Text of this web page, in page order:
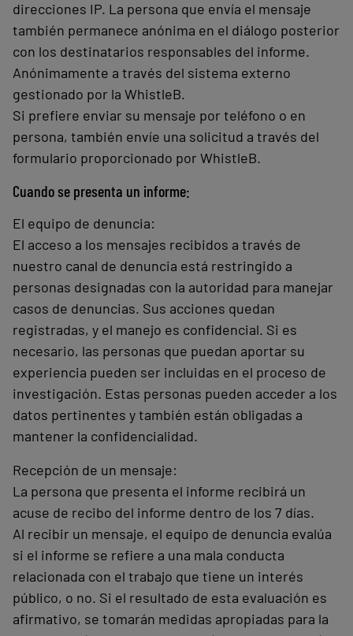
direcciones IP. La persona que envía el mensaje
también permanece anónima en el diálogo posterior
con los destinatarios responsables del informe.
Anónimamente a través del sistema externo
gestionado por la WhistleB.
Si prefiere enviar su mensaje por teléfono o en
persona, también envíe una solicitud a través del
formulario proporcionado por WhistleB.
Cuando se presenta un informe:
El equipo de denuncia:
El acceso a los mensajes recibidos a través de
nuestro canal de denuncia está restringido a
personas designadas con la autoridad para manejar
casos de denuncias. Sus acciones quedan
registradas, y el manejo es confidencial. Si es
necesario, las personas que puedan aportar su
experiencia pueden ser incluidas en el proceso de
investigación. Estas personas pueden acceder a los
datos pertinentes y también están obligadas a
mantener la confidencialidad.
Recepción de un mensaje:
La persona que presenta el informe recibirá un
acuse de recibo del informe dentro de los 7 días.
Al recibir un mensaje, el equipo de denuncia evalúa
si el informe se refiere a una mala conducta
relacionada con el trabajo que tiene un interés
público, o no. Si el resultado de esta evaluación es
afirmativo, se tomarán medidas apropiadas para la